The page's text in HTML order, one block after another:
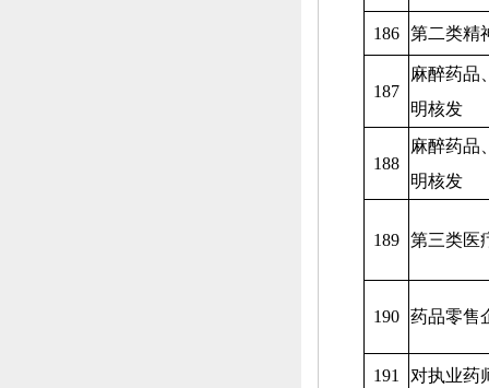
186 第二类精
187
麻醉药品
明核发
188
麻醉药品
明核发
189 第三类医
190 药品零售
191 对执业药